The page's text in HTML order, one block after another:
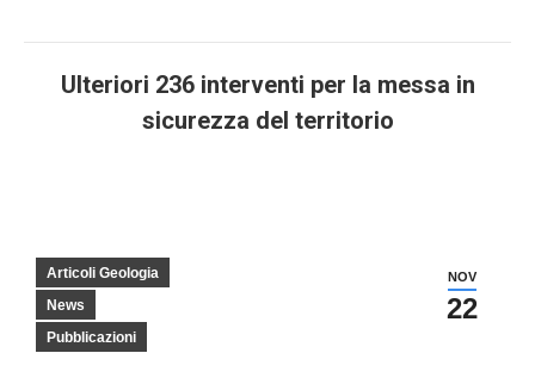
Ulteriori 236 interventi per la messa in
sicurezza del territorio
NOV
22
Articoli Geologia
News
Pubblicazioni